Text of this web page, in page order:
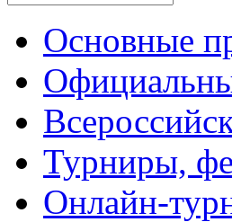
Основные
Турниры,
Онлайн-